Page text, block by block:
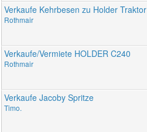
Verkaufe Kehrbesen zu Holder Traktor
Rothmair
Verkaufe/Vermiete HOLDER C240
Rothmair
Verkaufe Jacoby Spritze
Timo.